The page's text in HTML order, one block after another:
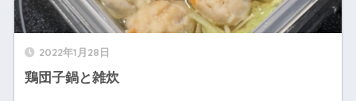
2022年1月28日
鶏団子鍋と雑炊